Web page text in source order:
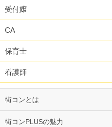
受付嬢
CA
保育士
看護師
街コンとは
街コンPLUSの魅力